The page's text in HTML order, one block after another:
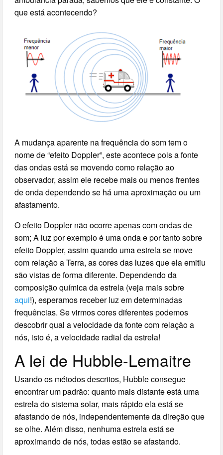
que está acontecendo?
A mudança aparente na frequência do som tem o
nome de “efeito Doppler”, este acontece pois a fonte
das ondas está se movendo como relação ao
observador, assim ele recebe mais ou menos frentes
de onda dependendo se há uma aproximação ou um
afastamento.
O efeito Doppler não ocorre apenas com ondas de
som; A luz por exemplo é uma onda e por tanto sobre
efeito Doppler, assim quando uma estrela se move
com relação a Terra, as cores das luzes que ela emitiu
são vistas de forma diferente. Dependendo da
composição química da estrela (veja mais sobre
aqui!), esperamos receber luz em determinadas
frequências. Se virmos cores diferentes podemos
descobrir qual a velocidade da fonte com relação a
nós, isto é, a velocidade radial da estrela!
A lei de Hubble-Lemaitre
Usando os métodos descritos, Hubble consegue
encontrar um padrão: quanto mais distante está uma
estrela do sistema solar, mais rápido ela está se
afastando de nós, independentemente da direção que
se olhe. Além disso, nenhuma estrela está se
aproximando de nós, todas estão se afastando.